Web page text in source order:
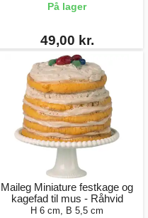
På lager
49,00 kr.
Maileg Miniature festkage og
kagefad til mus - Råhvid
H 6 cm, B 5,5 cm